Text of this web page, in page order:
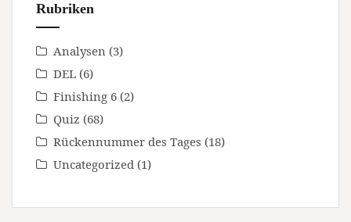
Rubriken
Analysen (3)
DEL (6)
Finishing 6 (2)
Quiz (68)
Rückennummer des Tages (18)
Uncategorized (1)